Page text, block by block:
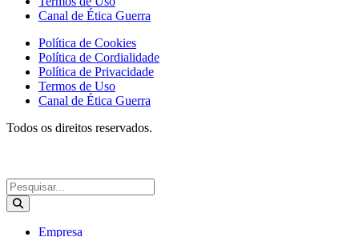
Canal de Ética Guerra
Política de Cookies
Política de Cordialidade
Política de Privacidade
Termos de Uso
Canal de Ética Guerra
Todos os direitos reservados.
Empresa